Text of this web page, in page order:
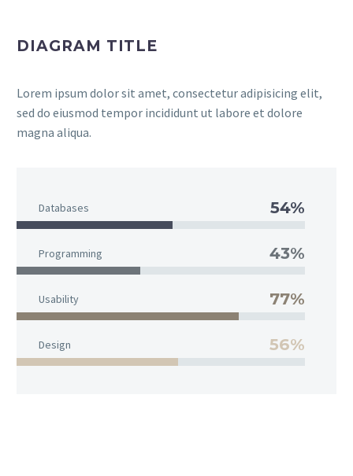
DIAGRAM TITLE
Lorem ipsum dolor sit amet, consectetur adipisicing elit,
sed do eiusmod tempor incididunt ut labore et dolore
magna aliqua.
Databases 54%
Programming 43%
Usability 77%
Design 56%